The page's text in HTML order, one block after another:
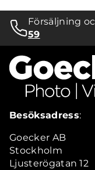
Försäljning
59
Besöksadress:
Goecker AB
Stockholm
Ljusterögatan 12